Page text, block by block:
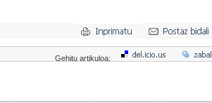
Gehitu artikuloa: